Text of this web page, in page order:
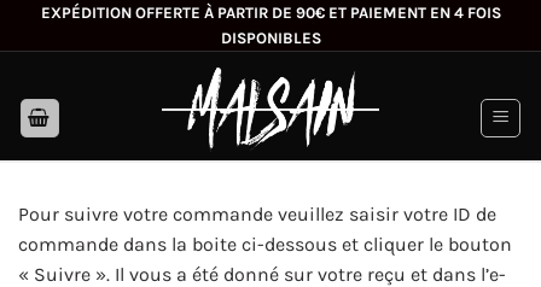
PasserEXPÉDITION OFFERTE À PARTIR DE 90€ ET PAIEMENT EN 4 FOIS
DISPONIBLES
Pour suivre votre commande veuillez saisir votre ID de
commande dans la boite ci-dessous et cliquer le bouton
« Suivre ». Il vous a été donné sur votre reçu et dans l’e-